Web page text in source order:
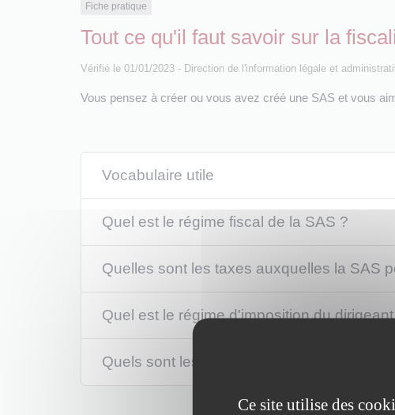
Fiche pratique
Tout ce qu'il faut savoir sur la
Vérifié le 01/01/2023 - Direction de l'information légale et
Vous pensez à créer ou vous avez créé une SAS et vous
Vocabulaire utile
Quel est le régime fiscal de la SAS ?
Quelles sont les taxes auxquelles la SAS
Quel est le régime d'imposition du
Quels sont les avantages fiscaux auxquels
Ce site utilise des